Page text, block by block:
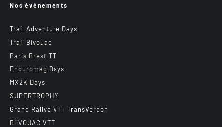
Nos événements
Trail Adventure Days
Trail Bivouac
Paris Brest TT
Enduromag Days
MX2K Days
SUPERTROPHY
Grand Rallye VTT TransVerdon
BiiVOUAC VTT